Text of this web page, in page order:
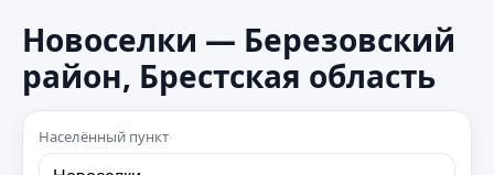
Новоселки — Березовский
район, Брестская область
Населённый пункт